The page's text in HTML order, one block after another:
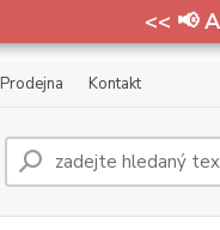
<< 📢
Prodejna Kontakt